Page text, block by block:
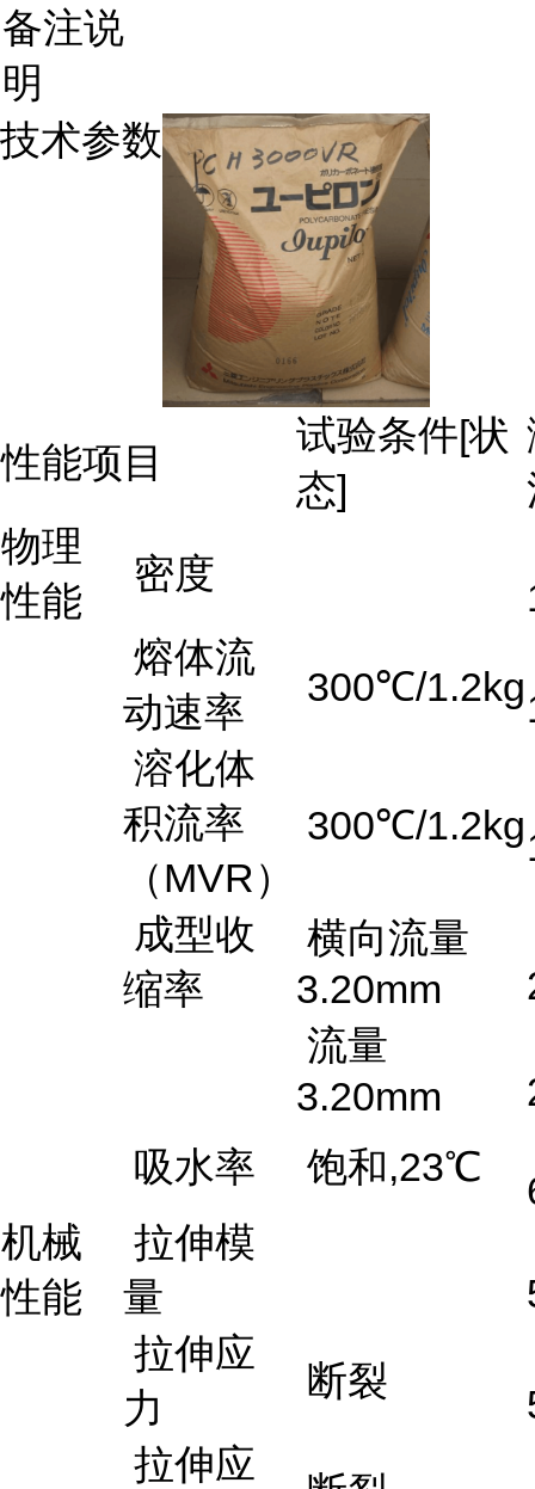
备注说
明
技术参数
性能项目
试验条件[状
态]
物理
性能
密度
熔体流
动速率
300℃/1.2kg
溶化体
积流率
（MVR）
300℃/1.2kg
成型收
缩率
横向流量
3.20mm
流量
3.20mm
吸水率
饱和,23℃
机械
性能
拉伸模
量
拉伸应
力
断裂
拉伸应